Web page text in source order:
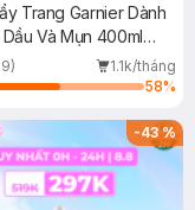
Trang Garnier Dành
Và Mụn 400ml
1.1k/tháng
58%
-43%